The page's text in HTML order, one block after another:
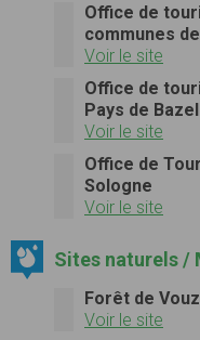
Office de
communes
Voir le site
Office de
Pays de
Voir le site
Office de
Sologne
Voir le site
Sites naturels /
Forêt de
Voir le site